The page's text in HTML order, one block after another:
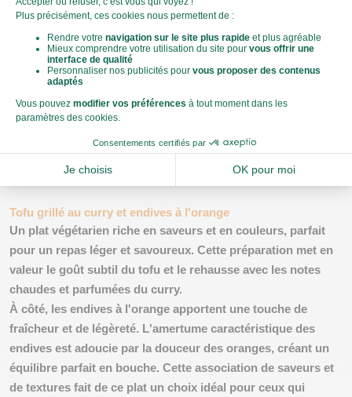
Le boulgour, quant à lui, avec sa texture légère et son goût
jus des carottes et les saveurs du fromage. Ce plat combine
douceur naturelledes carottes avec la feta et le croquant
des noix de cajou, offrant un équilibre de saveurs et de
textures.
Parfait pour un déjeuner ou un dîner, ce plat est non
seulement délicieux mais aussiriche en nutriments
Tofu grillé au curry et endives à l'orange
Un plat végétarien riche en saveurs et en couleurs, parfait
pour un repas léger et savoureux. Cette préparation met en
valeur le goût subtil du tofu et le rehausse avec les notes
chaudes et parfumées du curry.
À côté, les endives à l'orange apportent une touche de
fraîcheur et de légèreté. L'amertume caractéristique des
endives est adoucie par la douceur des oranges, créant un
équilibre parfait en bouche. Cette association de saveurs et
de textures fait de ce plat un choix idéal pour ceux qui